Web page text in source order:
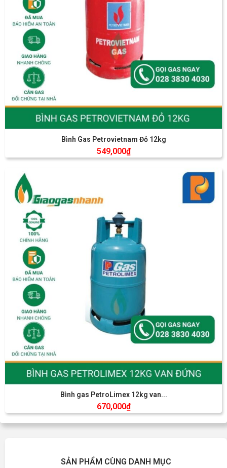
Bình Gas Petrovietnam Đỏ 12kg
549,000₫
Bình gas PetroLimex 12kg van...
670,000₫
SẢN PHẨM CÙNG DANH MỤC